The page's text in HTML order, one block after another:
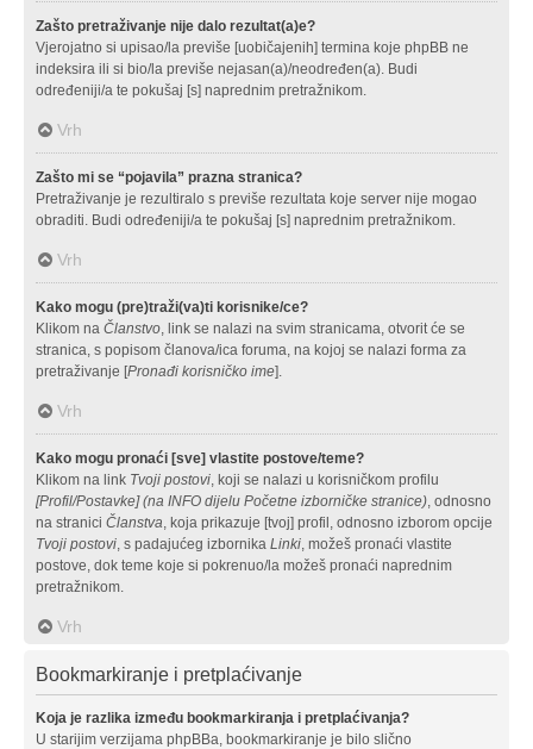
Zašto pretraživanje nije dalo rezultat(a)e?
Vjerojatno si upisao/la previše [uobičajenih] termina koje phpBB ne
indeksira ili si bio/la previše nejasan(a)/neodređen(a). Budi
određeniji/a te pokušaj [s] naprednim pretražnikom.
Vrh
Zašto mi se “pojavila” prazna stranica?
Pretraživanje je rezultiralo s previše rezultata koje server nije mogao
obraditi. Budi određeniji/a te pokušaj [s] naprednim pretražnikom.
Vrh
Kako mogu (pre)traži(va)ti korisnike/ce?
Klikom na Članstvo, link se nalazi na svim stranicama, otvorit će se
stranica, s popisom članova/ica foruma, na kojoj se nalazi forma za
pretraživanje [Pronađi korisničko ime].
Vrh
Kako mogu pronaći [sve] vlastite postove/teme?
Klikom na link Tvoji postovi, koji se nalazi u korisničkom profilu
[Profil/Postavke] (na INFO dijelu Početne izborničke stranice), odnosno
na stranici Članstva, koja prikazuje [tvoj] profil, odnosno izborom opcije
Tvoji postovi, s padajućeg izbornika Linki, možeš pronaći vlastite
postove, dok teme koje si pokrenuo/la možeš pronaći naprednim
pretražnikom.
Vrh
Bookmarkiranje i pretplaćivanje
Koja je razlika između bookmarkiranja i pretplaćivanja?
U starijim verzijama phpBBa, bookmarkiranje je bilo slično